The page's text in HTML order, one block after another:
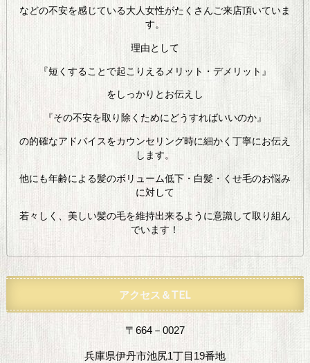
などの不安を感じている大人女性がたくさんご来店頂いていま
す。
理由として
『短くすることで起こりえるメリット・デメリット』
をしっかりとお伝えし
『その不安を取り除くためにどうすればいいのか』
の的確なアドバイスをカウンセリング時に細かく丁寧にお伝え
します。
他にも年齢による髪のボリューム低下・白髪・くせ毛のお悩み
に対して
若々しく、美しい髪の毛を維持出来るように意識して取り組ん
でいます！
アクセス＆TEL
〒664－0027
兵庫県伊丹市池尻1丁目19番地